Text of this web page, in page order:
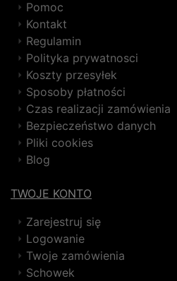
Pomoc
Kontakt
Regulamin
Polityka prywatnosci
Koszty przesyłek
Sposoby płatności
Czas realizacji zamówienia
Bezpieczeństwo danych
Pliki cookies
Blog
TWOJE KONTO
Zarejestruj się
Logowanie
Twoje zamówienia
Schowek